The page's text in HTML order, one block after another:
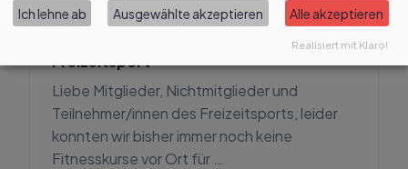
FREIZEITSPORT
Freizeitsport
Liebe Mitglieder, Nichtmitglieder und
Teilnehmer/innen des Freizeitsports, leider
konnten wir bisher immer noch keine
Fitnesskurse vor Ort für …
Ich lehne ab Ausgewählte akzeptieren Alle akzeptieren
Realisiert mit Klaro!